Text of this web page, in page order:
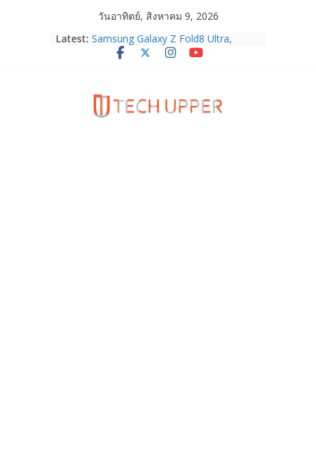
วันอาทิตย์, สิงหาคม 9, 2026
Latest: Samsung Galaxy Z Fold8 Ultra,
Fold8, Flip8, Watch Ultra2 และ
HUAWEI Pura 90s Series 5G+ ซื้อกับ
True 5G ลดสูงสุด 19,400 บาท พร้อม